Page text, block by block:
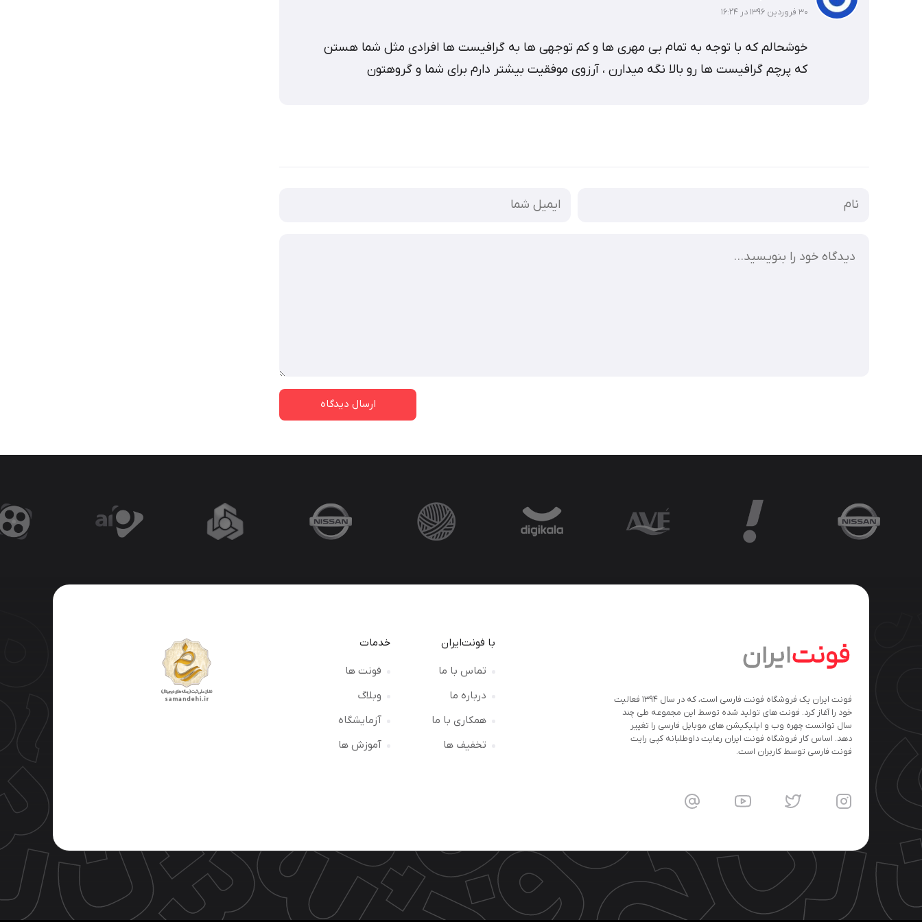
۳۰ فروردین ۱۳۹۶ در ۱۶:۲۴
خوشحالم که با توجه به تمام بی مهری ها و کم توجهی ها به گرافیست ها افرادی مثل شما هستن
که پرچم گرافیست ها رو بالا نگه میدارن ، آرزوی موفقیت بیشتر دارم برای شما و گروهتون
فونت ایران یک فروشگاه فونت فارسی است، که در سال ۱۳۹۴ فعالیت
خود را آغاز کرد. فونت های تولید شده توسط این مجموعه طی چند
سال توانست چهره وب و اپلیکیشن های موبایل فارسی را تغییر
دهد. اساس کار فروشگاه فونت ایران رعایت داوطلبانه کپی رایت
فونت فارسی توسط کاربران است.
با فونت‌ایران
تماس با ما
درباره ما
همکاری با ما
تخفیف ها
خدمات
فونت ها
وبلاگ
آزمایشگاه
آموزش ها